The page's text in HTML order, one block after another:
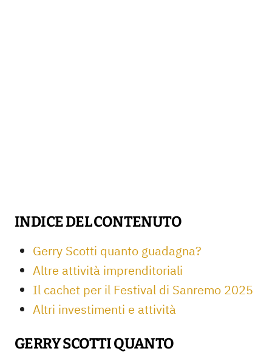
INDICE DEL CONTENUTO
Gerry Scotti quanto guadagna?
Altre attività imprenditoriali
Il cachet per il Festival di Sanremo 2025
Altri investimenti e attività
GERRY SCOTTI QUANTO